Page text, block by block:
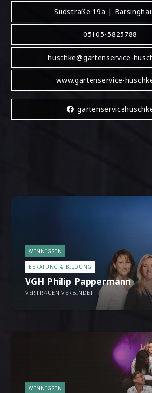
Südstraße 19a |
05105-5825788
huschke@gartenservice-
www.gartenservice-
WENNIGSEN
BERATUNG & BILDUNG
VGH Philip Pappermann
VERTRAUEN VERBINDET
WENNIGSEN